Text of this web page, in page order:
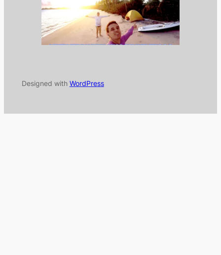
Designed with WordPress